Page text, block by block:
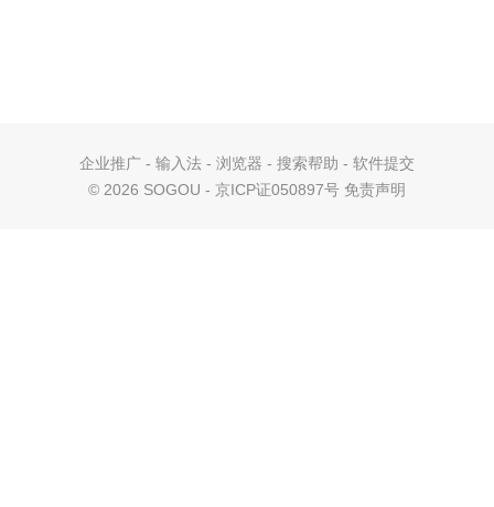
企业推广 - 输入法 - 浏览器 - 搜索帮助 - 软件提交
© 2026 SOGOU - 京ICP证050897号 免责声明